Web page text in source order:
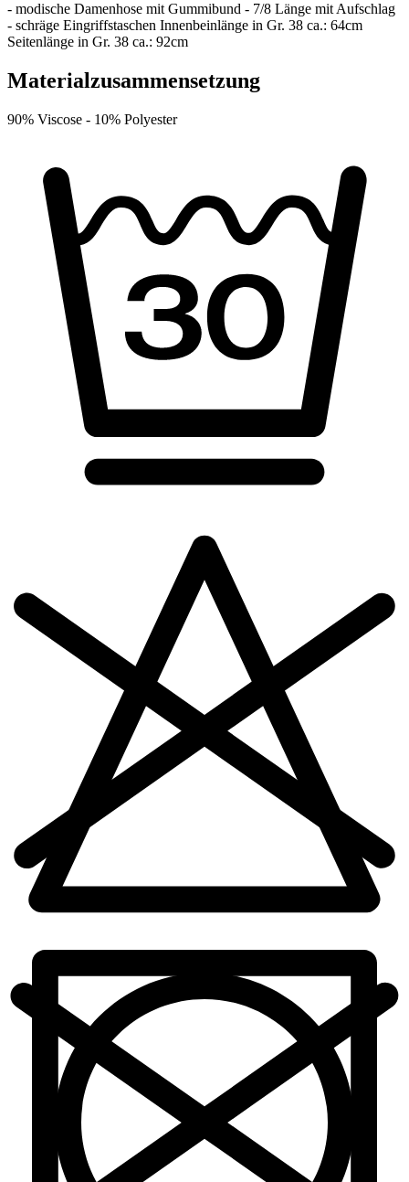
- modische Damenhose mit Gummibund - 7/8 Länge mit Aufschlag
- schräge Eingriffstaschen Innenbeinlänge in Gr. 38 ca.: 64cm
Seitenlänge in Gr. 38 ca.: 92cm
Materialzusammensetzung
90% Viscose - 10% Polyester